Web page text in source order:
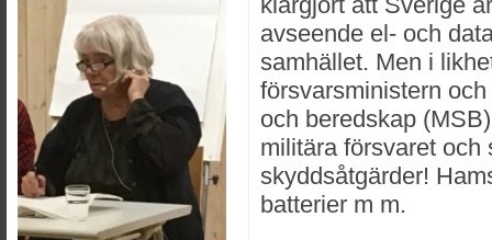
avseende el- och
samhället. Men i
försvarsministern
och beredskap
militära försvaret
skyddsåtgärder!
batterier m m.